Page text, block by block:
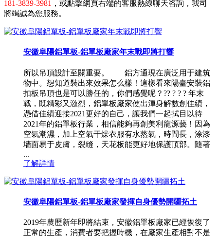
181-3839-3981 ，或點擊網頁右端的客服熱線聊天咨詢，我司
將竭誠為您服務。
安徽阜陽鋁單板-鋁單板廠家年末戰即將打響
所以吊頂設計至關重要。 鋁方通現在廣泛用于建筑
物中。想知道裝出來效果怎么樣！這樣看來陽臺安裝鋁
扣板吊頂也是可以勝任的，你們感覺呢？?? ? ? ? 年末
戰，既精彩又激烈，鋁單板廠家使出渾身解數創佳績，
憑借佳績迎接2021更好的自己，讓我們一起拭目以待
2021年的鋁單板行業，相信能夠再創美利龍源藝！因為
空氣潮濕，加上空氣干燥衣服有水蒸氣，時間長，涂漆
墻面易于皮膚，裂縫，天花板能更好地保護頂部。隨著
...
了解詳情
安徽阜陽鋁單板-鋁單板廠家發揮自身優勢開疆拓土
2019年農歷新年即將結束，安徽鋁單板廠家已經恢復了
正常的生產，消費者要把握時機，在廠家生產相對不是